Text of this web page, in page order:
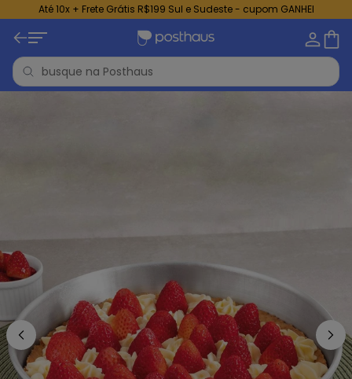
Até 10x + Frete Grátis R$199 Sul e Sudeste - cupom GANHEI